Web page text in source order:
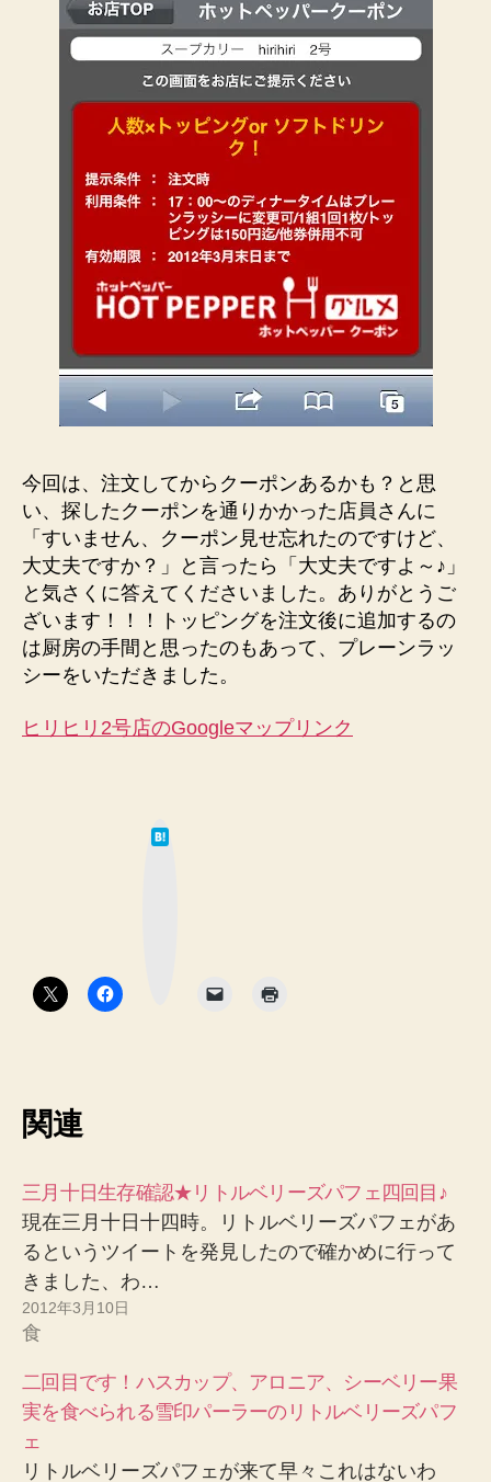
今回は、注文してからクーポンあるかも？と思
い、探したクーポンを通りかかった店員さんに
「すいません、クーポン見せ忘れたのですけど、
大丈夫ですか？」と言ったら「大丈夫ですよ～♪」
と気さくに答えてくださいました。ありがとうご
ざいます！！！トッピングを注文後に追加するの
は厨房の手間と思ったのもあって、プレーンラッ
シーをいただきました。
ヒリヒリ2号店のGoogleマップリンク
関連
三月十日生存確認★リトルベリーズパフェ四回目♪
現在三月十日十四時。リトルベリーズパフェがあ
るというツイートを発見したので確かめに行って
きました、わ…
2012年3月10日
食
二回目です！ハスカップ、アロニア、シーベリー果
実を食べられる雪印パーラーのリトルベリーズパフ
ェ
リトルベリーズパフェが来て早々これはないわ